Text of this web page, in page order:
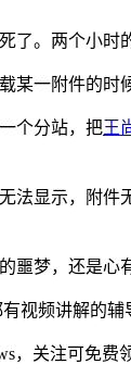
。两个小时
某一附件的时
个分站，把王
法显示，附
噩梦，还是心
视频讲解的辅
，关注可免费